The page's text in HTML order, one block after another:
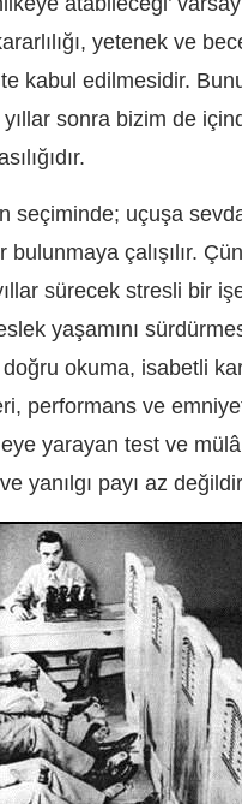
yetenek ve
kabul edilmesidir.
sonra bizim de
seçiminde; uçuşa
bulunmaya çalışılır.
sürecek stresli bir
yaşamını
okuma, isabetli
performans ve
yarayan test ve
yanılgı payı az